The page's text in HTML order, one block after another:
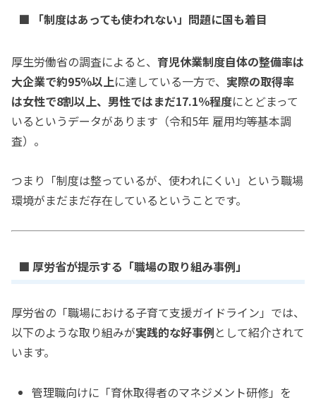
■ 「制度はあっても使われない」問題に国も着目
厚生労働省の調査によると、 育児休業制度自体の整備率は
大企業で約95％以上に達している一方で、 実際の取得率
は女性で8割以上、男性ではまだ17.1％程度にとどまって
いるというデータがあります（令和5年 雇用均等基本調
査）。
つまり「制度は整っているが、使われにくい」という職場
環境がまだまだ存在しているということです。
■ 厚労省が提示する「職場の取り組み事例」
厚労省の「職場における子育て支援ガイドライン」では、
以下のような取り組みが実践的な好事例として紹介されて
います。
管理職向けに「育休取得者のマネジメント研修」を